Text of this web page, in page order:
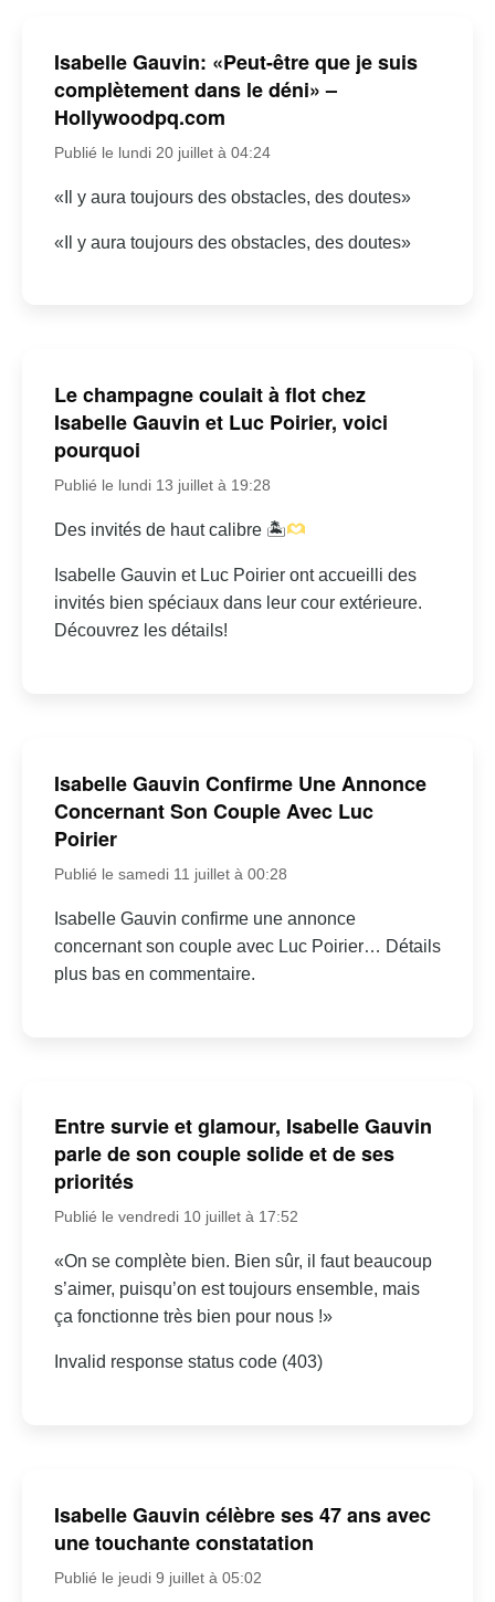
Isabelle Gauvin: «Peut-être que je suis
complètement dans le déni» –
Hollywoodpq.com
Publié le lundi 20 juillet à 04:24
«Il y aura toujours des obstacles, des doutes»
«Il y aura toujours des obstacles, des doutes»
Le champagne coulait à flot chez
Isabelle Gauvin et Luc Poirier, voici
pourquoi
Publié le lundi 13 juillet à 19:28
Des invités de haut calibre 🏝
Isabelle Gauvin et Luc Poirier ont accueilli des
invités bien spéciaux dans leur cour extérieure.
Découvrez les détails!
Isabelle Gauvin Confirme Une Annonce
Concernant Son Couple Avec Luc
Poirier
Publié le samedi 11 juillet à 00:28
Isabelle Gauvin confirme une annonce
concernant son couple avec Luc Poirier… Détails
plus bas en commentaire.
Entre survie et glamour, Isabelle Gauvin
parle de son couple solide et de ses
priorités
Publié le vendredi 10 juillet à 17:52
«On se complète bien. Bien sûr, il faut beaucoup
s’aimer, puisqu’on est toujours ensemble, mais
ça fonctionne très bien pour nous !»
Invalid response status code (403)
Isabelle Gauvin célèbre ses 47 ans avec
une touchante constatation
Publié le jeudi 9 juillet à 05:02